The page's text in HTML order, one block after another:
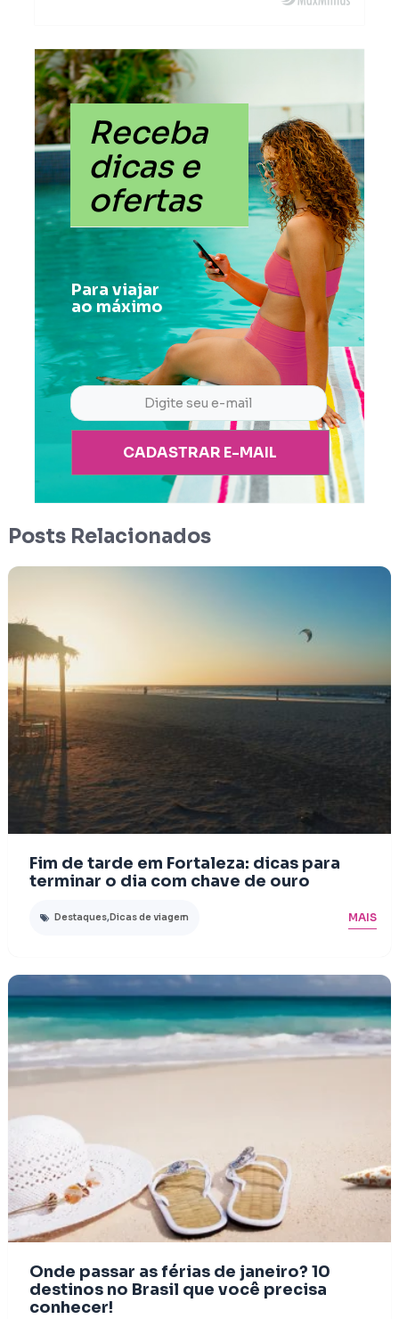
Receba
dicas e
ofertas
Para viajar
ao máximo
CADASTRAR E-MAIL
Posts Relacionados
Fim de tarde em Fortaleza: dicas para
terminar o dia com chave de ouro
Destaques, Dicas de viagem MAIS
Onde passar as férias de janeiro? 10
destinos no Brasil que você precisa
conhecer!